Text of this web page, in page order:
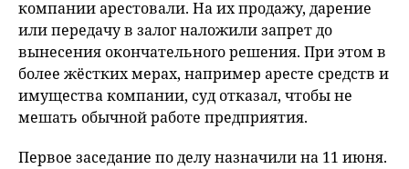
компании арестовали. На их продажу, дарение
или передачу в залог наложили запрет до
вынесения окончательного решения. При этом в
более жёстких мерах, например аресте средств и
имущества компании, суд отказал, чтобы не
мешать обычной работе предприятия.
Первое заседание по делу назначили на 11 июня.